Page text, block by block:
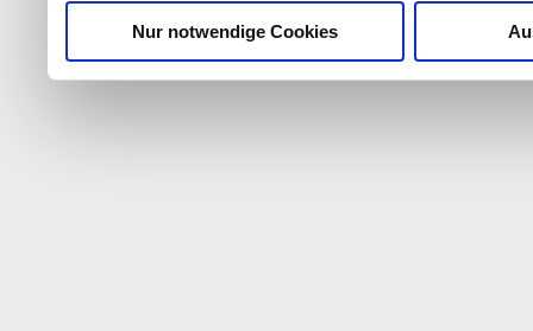
Nur notwendige Cookies